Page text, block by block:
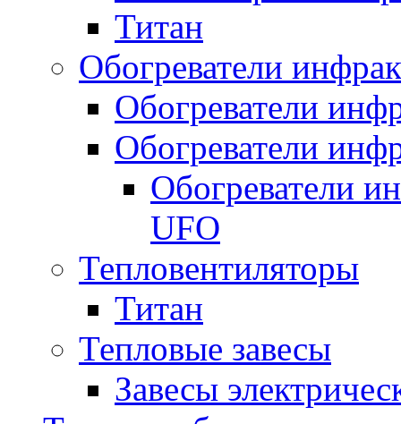
Титан
Обогреватели
Обогреватели
Обогреватели
Обогреватели
UFO
Тепловентиляторы
Титан
Тепловые завесы
Завесы